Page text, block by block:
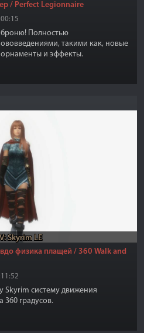
/ Perfect Legionnaire
Полностью
такими как, новые
и эффекты.
Skyrim LE
физика плащей / 360 Walk and
Skyrim систему движения
360 градусов.